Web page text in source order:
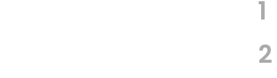
1
2